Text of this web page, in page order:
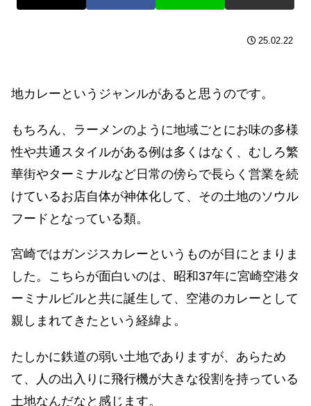
25.02.22
地カレーというジャンルがあると思うのです。
もちろん、ラーメンのように地域ごとにお味の多様
性や共通スタイルがある例は多くはなく、むしろ繁
華街やターミナルなど日常の傍らで長らく営業を続
けているお店自体が神体化して、その土地のソウル
フードとなっている類。
宮崎ではガンジスカレーというものが目にとまりま
した。こちらが面白いのは、昭和37年に宮崎空港タ
ーミナルビルと共に誕生して、空港のカレーとして
親しまれてきたという経緯よ。
たしかに鉄道の弱い土地でありますが、あらため
て、人の出入りに飛行機が大きな役割を持っている
土地なんだなと感じます。